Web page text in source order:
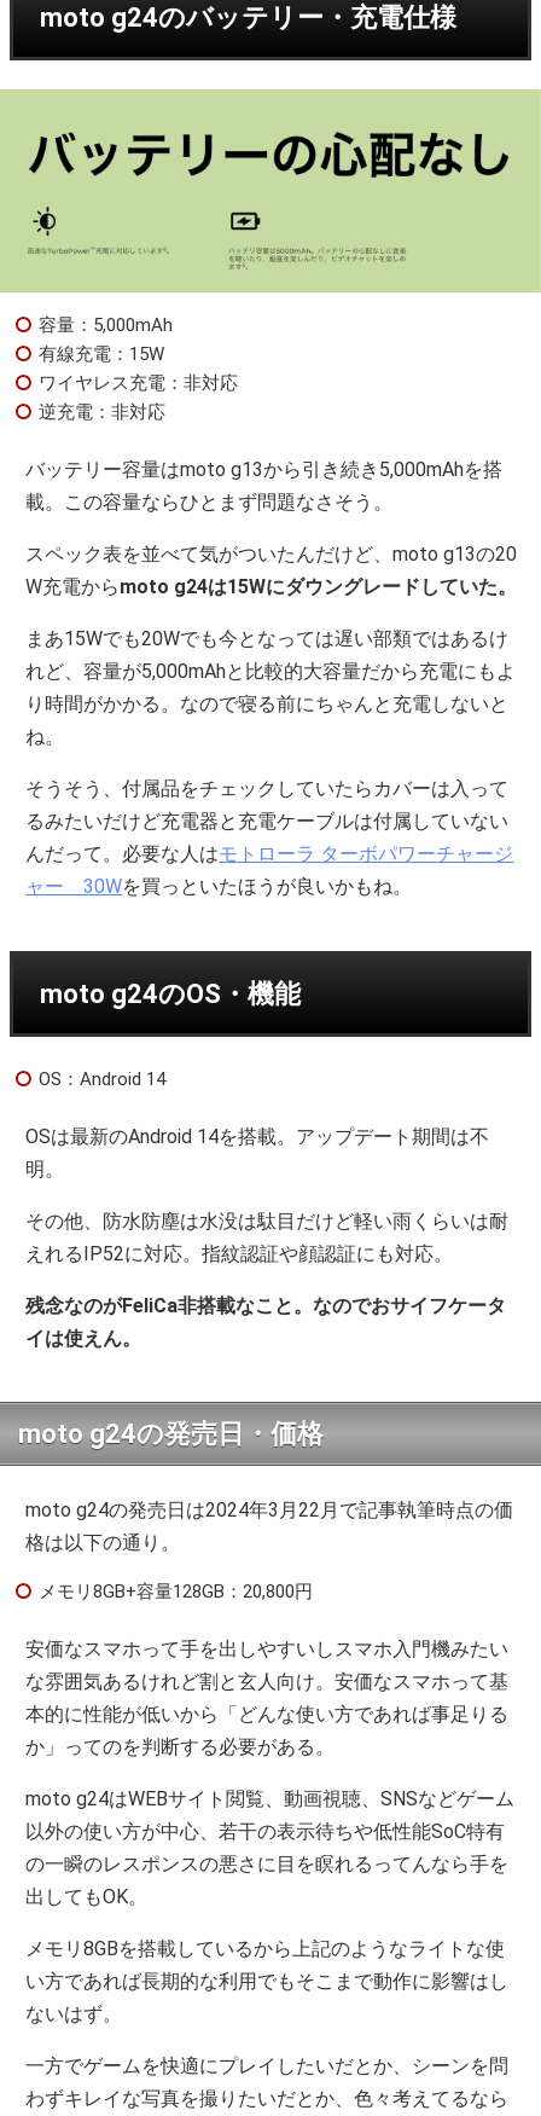
moto g24のバッテリー・充電仕様
容量：5,000mAh
有線充電：15W
ワイヤレス充電：非対応
逆充電：非対応
バッテリー容量はmoto g13から引き続き5,000mAhを搭
載。この容量ならひとまず問題なさそう。
スペック表を並べて気がついたんだけど、moto g13の20
W充電からmoto g24は15Wにダウングレードしていた。
まあ15Wでも20Wでも今となっては遅い部類ではあるけ
れど、容量が5,000mAhと比較的大容量だから充電にもよ
り時間がかかる。なので寝る前にちゃんと充電しないと
ね。
そうそう、付属品をチェックしていたらカバーは入って
るみたいだけど充電器と充電ケーブルは付属していない
んだって。必要な人はモトローラ ターボパワーチャージ
ャー 30Wを買っといたほうが良いかもね。
moto g24のOS・機能
OS：Android 14
OSは最新のAndroid 14を搭載。アップデート期間は不
明。
その他、防水防塵は水没は駄目だけど軽い雨くらいは耐
えれるIP52に対応。指紋認証や顔認証にも対応。
残念なのがFeliCa非搭載なこと。なのでおサイフケータ
イは使えん。
moto g24の発売日・価格
moto g24の発売日は2024年3月22月で記事執筆時点の価
格は以下の通り。
メモリ8GB+容量128GB：20,800円
安価なスマホって手を出しやすいしスマホ入門機みたい
な雰囲気あるけれど割と玄人向け。安価なスマホって基
本的に性能が低いから「どんな使い方であれば事足りる
か」ってのを判断する必要がある。
moto g24はWEBサイト閲覧、動画視聴、SNSなどゲーム
以外の使い方が中心、若干の表示待ちや低性能SoC特有
の一瞬のレスポンスの悪さに目を瞑れるってんなら手を
出してもOK。
メモリ8GBを搭載しているから上記のようなライトな使
い方であれば長期的な利用でもそこまで動作に影響はし
ないはず。
一方でゲームを快適にプレイしたいだとか、シーンを問
わずキレイな写真を撮りたいだとか、色々考えてるなら